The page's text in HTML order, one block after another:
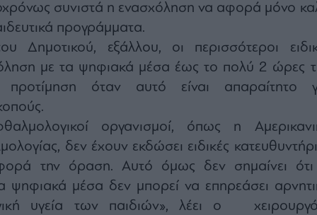
συνιστά η ενασχόληση να αφορά μόνο
προγράμματα.
Δημοτικού, εξάλλου, οι περισσότεροι
με τα ψηφιακά μέσα έως το πολύ 2 ώρες
όταν αυτό είναι απαραίτητο
οργανισμοί, όπως η
δεν έχουν εκδώσει ειδικές
την όραση. Αυτό όμως δεν σημαίνει
ψηφιακά μέσα δεν μπορεί να επηρεάσει
υγεία των παιδιών», λέει ο